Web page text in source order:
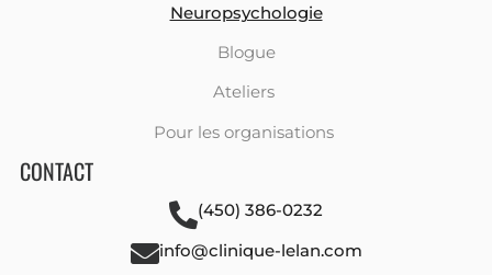
Neuropsychologie
Blogue
Ateliers
Pour les organisations
CONTACT
(450) 386-0232
info@clinique-lelan.com